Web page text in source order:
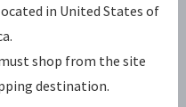
in United States of
shop from the site
destination.